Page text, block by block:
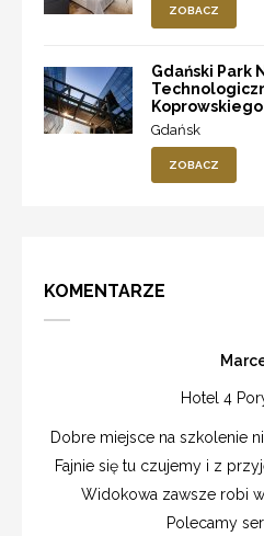
ZOBACZ
Gdański Park
Koprowskiego
Gdańsk
ZOBACZ
KOMENTARZE
Hotel 4
Dobre miejsce na szkolenie
Fajnie się tu czujemy i z
Widokowa zawsze robi
Polecamy